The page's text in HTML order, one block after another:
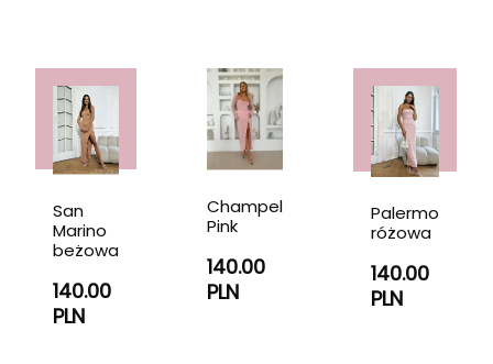
San
Marino
beżowa
140.00
PLN
Champel
Pink
140.00
PLN
Palermo
różowa
140.00
PLN